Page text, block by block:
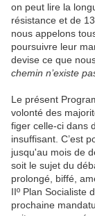
on peut lire la
résistance et de
nous appelons
poursuivre leur
devise ce que
chemin n’existe
Le présent
volonté des
figer celle-ci dans
insuffisant. C’est
jusqu'au mois de
soit le sujet du
prolongé, biffé,
IIº Plan Socialiste
prochaine